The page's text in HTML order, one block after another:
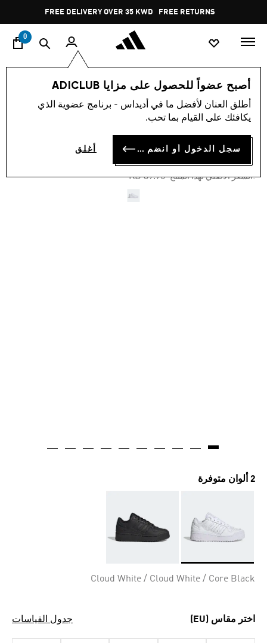
Pause
promotion
rotation
FREE DELIVERY OVER 35 KWD FREE RETURNS
0
أصبح عضواً للحصول على مزايا ADICLUB
أطلق العنان لأفضل ما في أديداس - برنامج عضوية الذي
يكافئك على القيام بما تحب.
سجل الدخول أو انضم الآن أغلق
النساء
-30%
حذاء FORUM BOLD STRIPES
KD 25.84
:السعر الأصلي لهذا المنتج Price reduced from
KD 39.75
to
2 ألوان متوفرة
Cloud White / Cloud White / Core Black
اختر مقاس (EU) جدول القياسات